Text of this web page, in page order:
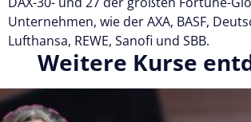
Unternehmen, wie der AXA, BASF,
Lufthansa, REWE, Sanofi und SBB.
Weitere Kurse